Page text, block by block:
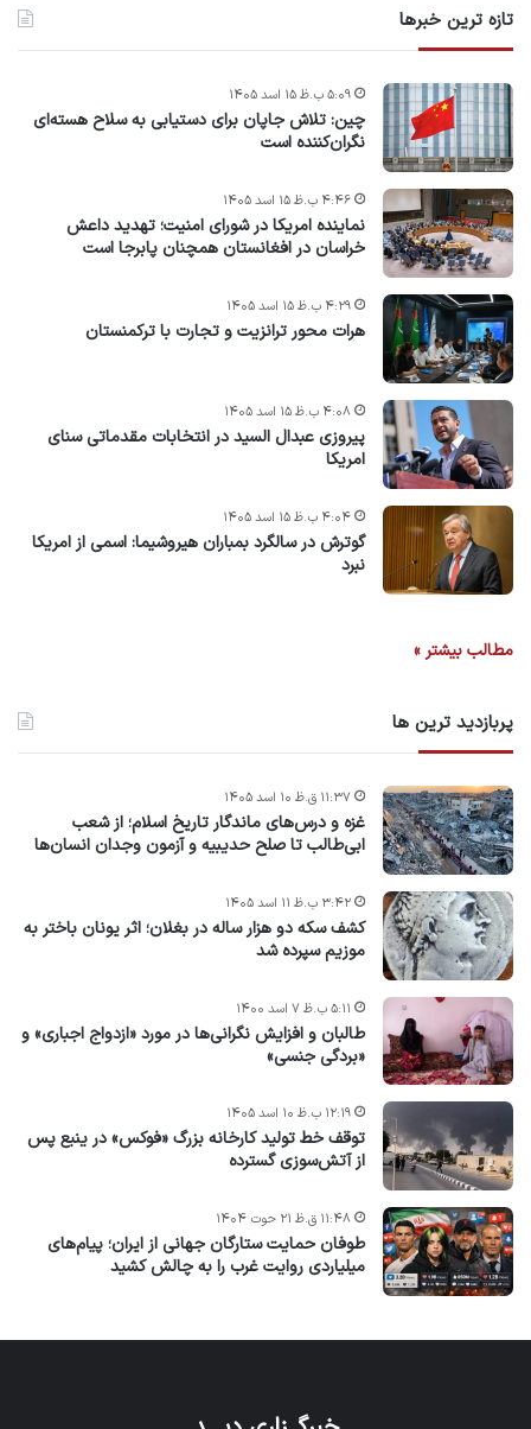
تازه ترین خبرها
چین: تلاش جاپان برای دستیابی به سلاح هسته‌ای
نگران‌کننده است
۵:۰۹ ب.ظ ۱۵ اسد ۱۴۰۵
نماینده امریکا در شورای امنیت؛ تهدید داعش
خراسان در افغانستان همچنان پابرجا است
۴:۴۶ ب.ظ ۱۵ اسد ۱۴۰۵
هرات محور ترانزیت و تجارت با ترکمنستان
۴:۲۹ ب.ظ ۱۵ اسد ۱۴۰۵
پیروزی عبدال السید در انتخابات مقدماتی سنای
امریکا
۴:۰۸ ب.ظ ۱۵ اسد ۱۴۰۵
گوترش در سالگرد بمباران هیروشیما: اسمی از امریکا
نبرد
۴:۰۴ ب.ظ ۱۵ اسد ۱۴۰۵
مطالب بیشتر »
پربازدید ترین ها
غزه و درس‌های ماندگار تاریخ اسلام؛ از شعب
ابی‌طالب تا صلح حدیبیه و آزمون وجدان انسان‌ها
۱۱:۳۷ ق.ظ ۱۰ اسد ۱۴۰۵
کشف سکه دو هزار ساله در بغلان؛ اثر یونان باختر به
موزیم سپرده شد
۳:۴۲ ب.ظ ۱۱ اسد ۱۴۰۵
طالبان و افزایش نگرانی‌ها در مورد «ازدواج اجباری» و
«بردگی جنسی»
۵:۱۱ ب.ظ ۷ اسد ۱۴۰۰
توقف خط تولید کارخانه بزرگ «فوکس» در ینبع پس
از آتش‌سوزی گسترده
۱۲:۱۹ ب.ظ ۱۰ اسد ۱۴۰۵
طوفان حمایت ستارگان جهانی از ایران؛ پیام‌های
میلیاردی روایت غرب را به چالش کشید
۱۱:۴۸ ق.ظ ۲۱ حوت ۱۴۰۴